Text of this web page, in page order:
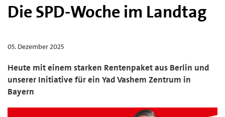
Die SPD-Woche im Landtag
05. Dezember 2025
Heute mit einem starken Rentenpaket aus Berlin und
unserer Initiative für ein Yad Vashem Zentrum in
Bayern